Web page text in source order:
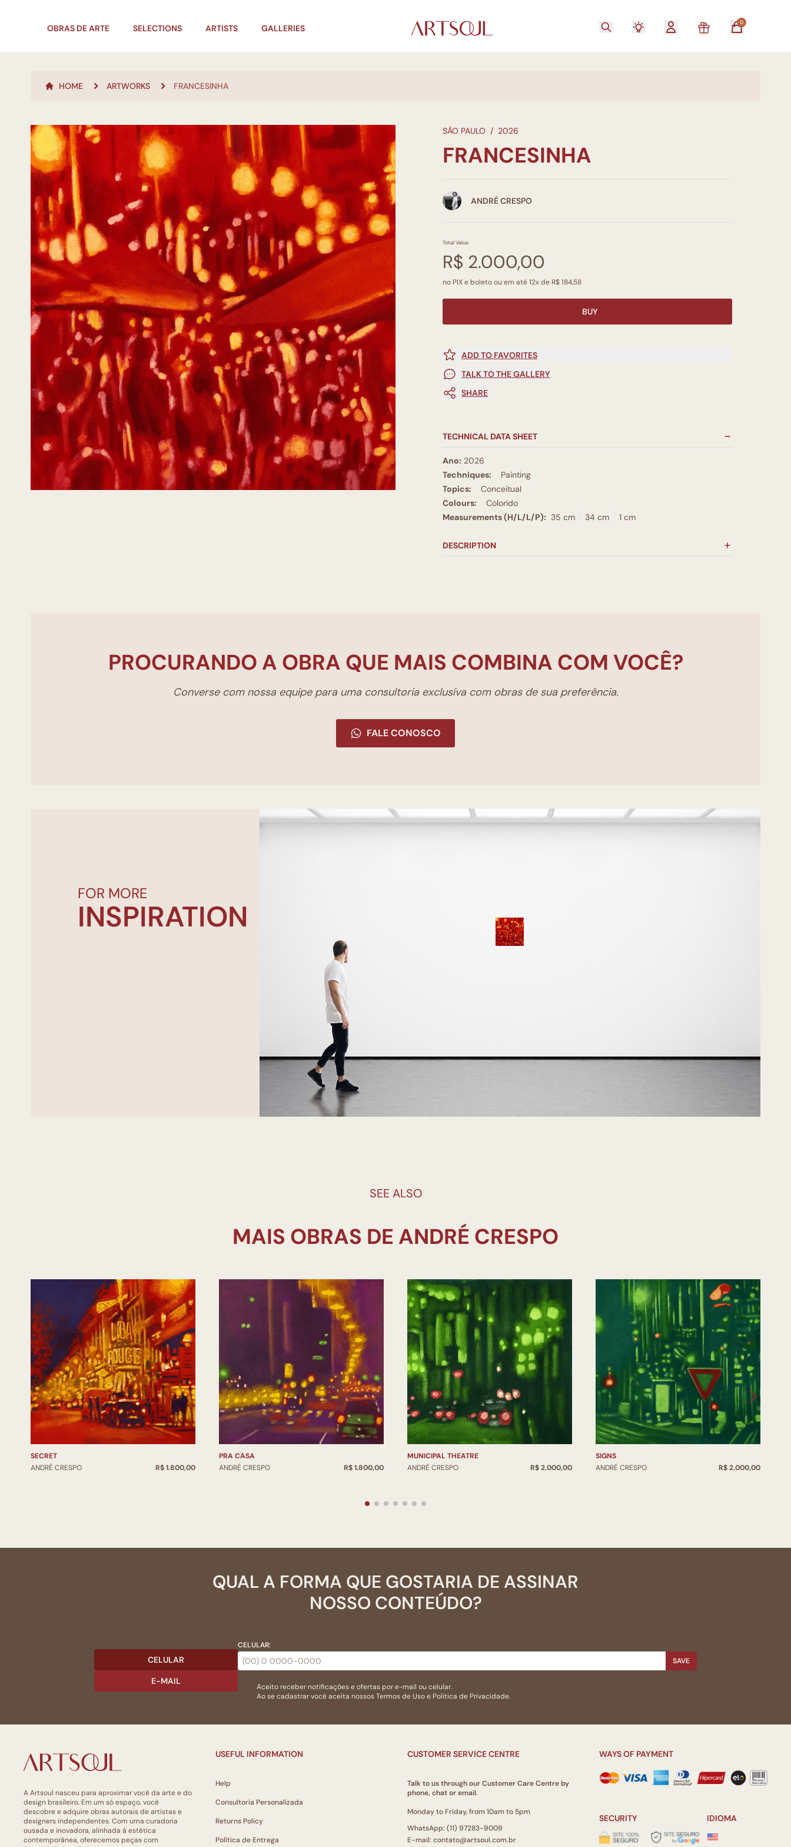
OBRAS DE ARTE SELECTIONS ARTISTS GALLERIES
0
HOME ARTWORKS FRANCESINHA
SÃO PAULO / 2026
FRANCESINHA
ANDRÉ CRESPO
Total Value
R$ 2.000,00
no PIX e boleto ou em até 12x de R$ 184,58
BUY
ADD TO FAVORITES
TALK TO THE GALLERY
SHARE
TECHNICAL DATA SHEET
Ano: 2026
Techniques:
Painting
Topics:
Conceitual
Colours:
Colorido
Measurements (H/L/L/P): 35 cm 34 cm 1 cm
DESCRIPTION
PROCURANDO A OBRA QUE MAIS COMBINA COM VOCÊ?
Converse com nossa equipe para uma consultoria exclusíva com obras de sua preferência.
FALE CONOSCO
FOR MORE
INSPIRATION
SEE ALSO
SECRET
ANDRÉ CRESPO
R$ 1.800,00
PRA CASA
ANDRÉ CRESPO
R$ 1.800,00
MUNICIPAL THEATRE
ANDRÉ CRESPO
R$ 2.000,00
SIGNS
ANDRÉ CRESPO
R$ 2.000,00
QUAL A FORMA QUE GOSTARIA DE ASSINAR
NOSSO CONTEÚDO?
CELULAR
E-MAIL
CELULAR:
SAVE
Aceito receber notificações e ofertas por e-mail ou celular.
Ao se cadastrar você aceita nossosTermos de Usoe Politica de Privacidade.
A Artsoul nasceu para aproximar você da arte e do
design brasileiro. Em um só espaço, você
descobre e adquire obras autorais de artistas e
designers independentes. Com uma curadoria
ousada e inovadora, alinhada à estética
contemporânea, oferecemos peças com
USEFUL INFORMATION
Help
Consultoria Personalizada
Returns Policy
Política de Entrega
CUSTOMER SERVICE CENTRE
Talk to us through our Customer Care Centre by
phone, chat or email.
Monday to Friday, from 10am to 5pm
WhatsApp: (11) 97283-9009
E-mail: contato@artsoul.com.br
WAYS OF PAYMENT
SECURITY IDIOMA